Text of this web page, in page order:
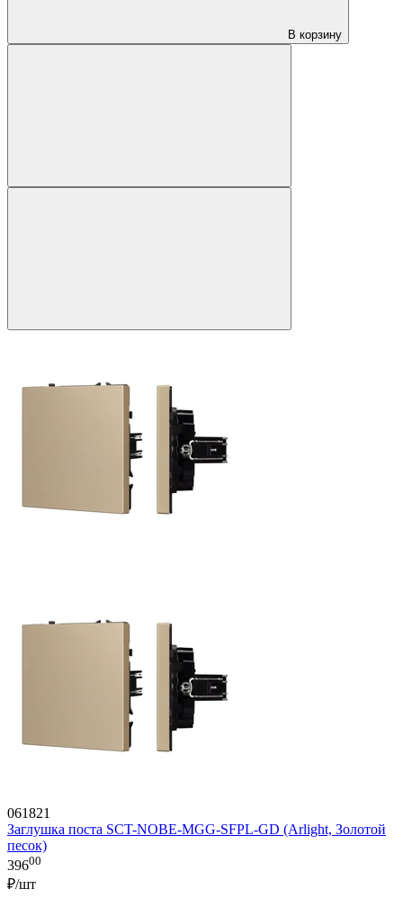
В корзину
061821
Заглушка поста SCT-NOBE-MGG-SFPL-GD (Arlight, Золотой
песок)
39600
₽/шт